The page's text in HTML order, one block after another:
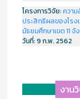
โครงการวิจัย:ควา
ประสิทธิผลของโรง
มัธยมศึกษาเขต 11
วันที่:9 ก.พ. 2562
งาน